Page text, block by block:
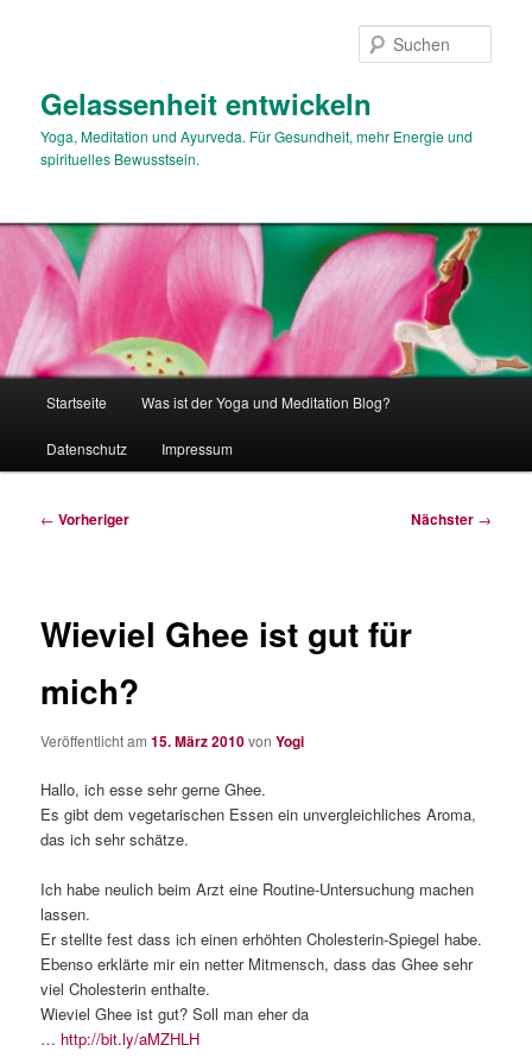
Gelassenheit entwickeln
Yoga, Meditation und Ayurveda. Für Gesundheit, mehr Energie und
spirituelles Bewusstsein.
Startseite Was ist der Yoga und Meditation Blog?
Datenschutz Impressum
Beitragsnavigation
← Vorheriger Nächster →
Wieviel Ghee ist gut für
mich?
Veröffentlicht am15. März 2010vonYogi
Hallo, ich esse sehr gerne Ghee.
Es gibt dem vegetarischen Essen ein unvergleichliches Aroma,
das ich sehr schätze.
Ich habe neulich beim Arzt eine Routine-Untersuchung machen
lassen.
Er stellte fest dass ich einen erhöhten Cholesterin-Spiegel habe.
Ebenso erklärte mir ein netter Mitmensch, dass das Ghee sehr
viel Cholesterin enthalte.
Wieviel Ghee ist gut? Soll man eher da
… http://bit.ly/aMZHLH